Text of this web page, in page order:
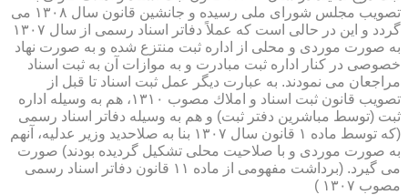
تصویب مجلس شورای ملی رسیده و جانشین قانون سال ۱۳۰۸ می
گردد و این در حالی است كه عملاً دفاتر اسناد رسمی از سال ۱۳۰۷
به صورت موردی و محلی از اداره ثبت منتزع شده و به صورت نهاد
خصوصی در كنار اداره ثبت مبادرت و به موازات آن به ثبت اسناد
مراجعان می نمودند. به عبارت دیگر عمل ثبت اسناد تا قبل از
تصویب قانون ثبت اسناد و املاك مصوب ۱۳۱۰، هم به وسیله اداره
ثبت (توسط مباشرین دفتر ثبت) و هم به وسیله دفاتر اسناد رسمی
(كه توسط ماده ۱ قانون سال ۱۳۰۷ بنا به صلاحدید وزیر عدلیه، آنهم
به صورت موردی و با صلاحیت محلی تشكیل گردیده بودند) صورت
می گیرد. (برداشت مفهومی از ماده ۱۱ قانون دفاتر اسناد رسمی
مصوب ۱۳۰۷ )